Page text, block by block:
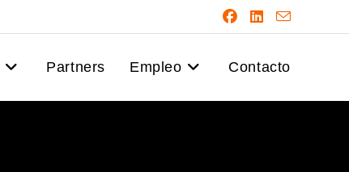
Partners Empleo Contacto